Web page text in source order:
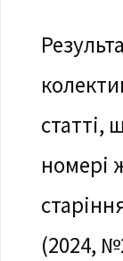
статті,
номері
(2024,